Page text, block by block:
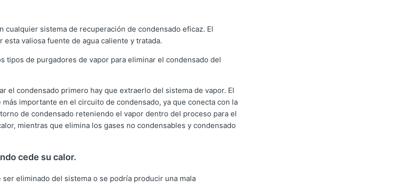
cualquier sistema de recuperación de condensado eficaz. El
valiosa fuente de agua caliente y tratada.
tipos de purgadores de vapor para eliminar el condensado del
el condensado primero hay que extraerlo del sistema de vapor. El
importante en el circuito de condensado, ya que conecta con la
de condensado reteniendo el vapor dentro del proceso para el
mientras que elimina los gases no condensables y condensado
cede su calor.
eliminado del sistema o se podría producir una mala